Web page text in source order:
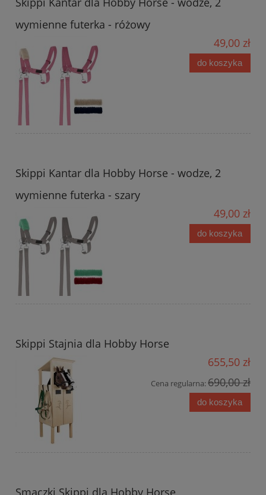
wymienne futerka - różowy
49,00 zł
do koszyka
Skippi Kantar dla Hobby Horse - wodze, 2
wymienne futerka - szary
49,00 zł
do koszyka
Skippi Stajnia dla Hobby Horse
655,50 zł
Cena regularna:690,00 zł
do koszyka